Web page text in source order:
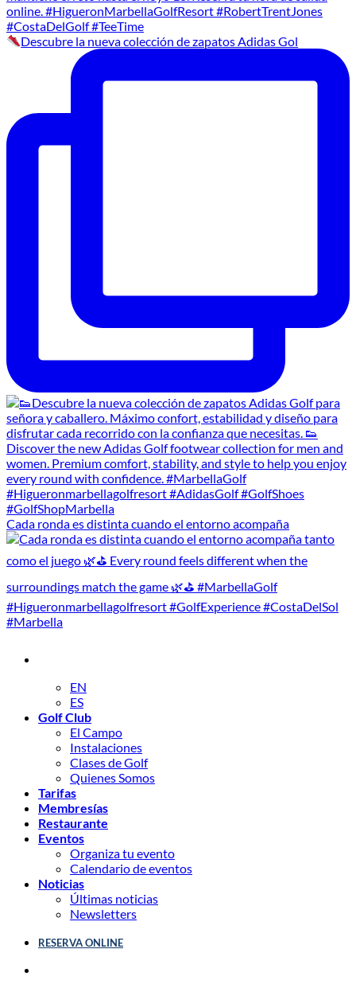
Descubre la nueva colección de zapatos Adidas Gol
Cada ronda es distinta cuando el entorno acompaña
EN
ES
Golf Club
El Campo
Instalaciones
Clases de Golf
Quienes Somos
Tarifas
Membresías
Restaurante
Eventos
Organiza tu evento
Calendario de eventos
Noticias
Últimas noticias
Newsletters
RESERVA ONLINE